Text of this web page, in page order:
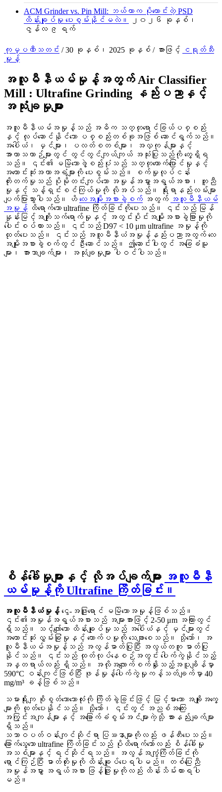
ACM Grinder vs. Pin Mill: ဘယ်ဟာက ပိုကောင်းတဲ့ PSD
ထိန်းချုပ်မှု ပေးစွမ်းနိုင်မလဲ။
၂၀၂၆ ခုနှစ်၊
ဇွန်လ ၉ ရက်
ကုမ္ပဏီသတင်း /30 ခုနှစ်၊ 2025 ခုနှစ် / အားဖြင့်
ငရုတ်သီး
မှုန့်
အလူမီနီယမ်မှုန့်အတွက် Air Classifier
Mill : Ultrafine Grinding နည်းပညာနှင့်
အသုံးချမှုများ
အလူမီနီယမ်အမှုန့်သည် အဓိက သတ္တုရောင်ခြယ်ပစ္စည်း
နှင့် လုပ်ဆောင်နိုင်သော ပစ္စည်းတစ်ခုအဖြစ် ဆောင်ရွက်သည်။
အပေါ်ယံ၊ မှင်များ၊ ပလတ်စတစ်များ၊ အလှကုန်များနှင့်
အာကာသယာဉ်များတွင် တွင်တွင်ကျယ်ကျယ် အသုံးပြုသည်ကို တွေ့ရှိရ
သည်။ ၎င်း၏ မမြဲသောဖွဲ့စည်းပုံသည် သတ္တုတောက်ပြောင်မှုနှင့်
အကောင်းဆုံးအကာအရံများကို ပေးစွမ်းသည်။ စက်မှုလုပ်ငန်း
တိုးတက်မှုသည် ပိုမိုတင်းကျပ်သော အမှုန်အမွှားအရွယ်အစား၊ တူညီ
မှုနှင့် သန့်ရှင်းစင်ကြယ်မှုကို လိုအပ်သည်။ ရိုးရာနည်းလမ်းများ
ပျက်ပြားသွားပါသည်။ ဟိ လေအမျိုးအစားခွဲစက် အတွက် အလူမီနီယမ်
အမှုန့် ထိရောက်သော ultrafine ကြိတ်ခြင်းကိုပေးသည်။ ၎င်းသည် မြန်
နှုန်းမြင့်အကျိုးသက်ရောက်မှုနှင့် အတွင်းပိုင်းအမျိုးအစားခွဲခြားမှုကို
ပေါင်းစပ်ထားသည်။ ၎င်းသည် D97 < 10 μm ultrafine အမှုန့်ကို
ထုတ်ပေးသည်။ ၎င်းသည် အလူမီနီယံအမှုန့်နည်းပညာအတွက် လေ
အမျိုးအစားခွဲစက်တွင် ဦးဆောင်သည်။ ဤဆောင်းပါးတွင် အခြေခံမူ
များ၊ အားသာချက်များ၊ အသုံးချမှုများ ပါဝင်ပါသည်။
စိန်ခေါ်မှုများနှင့် လိုအပ်ချက်များ အလူမီနီ
ယမ်မှုန့်ကို Ultrafine ကြိတ်ခြင်း။
အလူမီနီယံမှုန့် ငွေ-အဖြူရောင် မမြဲသောအမှုန့်ဖြစ်သည်။
၎င်း၏အမှုန်အရွယ်အစားသည် အများအားဖြင့် 2-50 μm အကြားတွင်
ရှိသည်။ သင့်လျော်သော ထိန်းချုပ်မှုသည် အပေါ်ယံနှင့် မှင်များတွင်
အကောင်းဆုံး လွှမ်းခြုံမှုနှင့် တောက်ပမှုကို သေချာစေသည်။ သို့သော်၊ အ
လူမီနီယမ်အမှုန့်သည် အလွန်ဓာတ်ပြုပြီး အလွယ်တကူ ဓာတ်ပြု
နိုင်သည်။ ၎င်းသည် ထုတ်လုပ်နေစဉ်အတွင်း ပေါက်ကွဲနိုင်သည့်
အန္တရာယ်လည်း ရှိသည်။ အလိုအလျောက်စက်နှိုးသည့်အပူချိန်မှာ
590°C ဝန်းကျင်ဖြစ်ပြီး ဖုန်မှုန့်ပေါက်ကွဲမှုကန့်သတ်ချက်မှာ 40
mg/m³ ခန့်ဖြစ်သည်။
သမားရိုးကျ စိုစွတ်သောဘောလုံးကို ကြိတ်ခွဲခြင်းဖြင့် မြင့်မားသော အချိုးအကွေ့
များကို ထုတ်ပေးနိုင်သည်။ သို့သော်၊ ၎င်းတွင် အညစ်အကြေး
အကြွင်းအကျန်များနှင့် အခြောက်ခံစွမ်းအင်များကဲ့သို့ အားနည်းချက်များ
ရှိသည်။
သဘာဝပတ်ဝန်းကျင်ဆိုင်ရာ ပြဿနာများကိုလည်း ဖန်တီးပေးသည်။
ခြောက်သွေ့သော ultrafine ကြိတ်ခြင်းသည် ပိုထိရောက်သော်လည်း စိန်ခေါ်မှု
အသစ်များနှင့် ရင်ဆိုင်ရသည်။ အလွန်အကျွံကြိတ်ခြင်းကို
ရှောင်ကြဉ်ပြီး ဓာတ်တိုးမှုကို ထိန်းချုပ်ပေးရပါမည်။ တစ်ပြေးညီ
အမှုန်အမွှား အရွယ်အစား ဖြန့်ဖြူးမှုကိုလည်း ထိန်းသိမ်းထားရပါ
မည်။